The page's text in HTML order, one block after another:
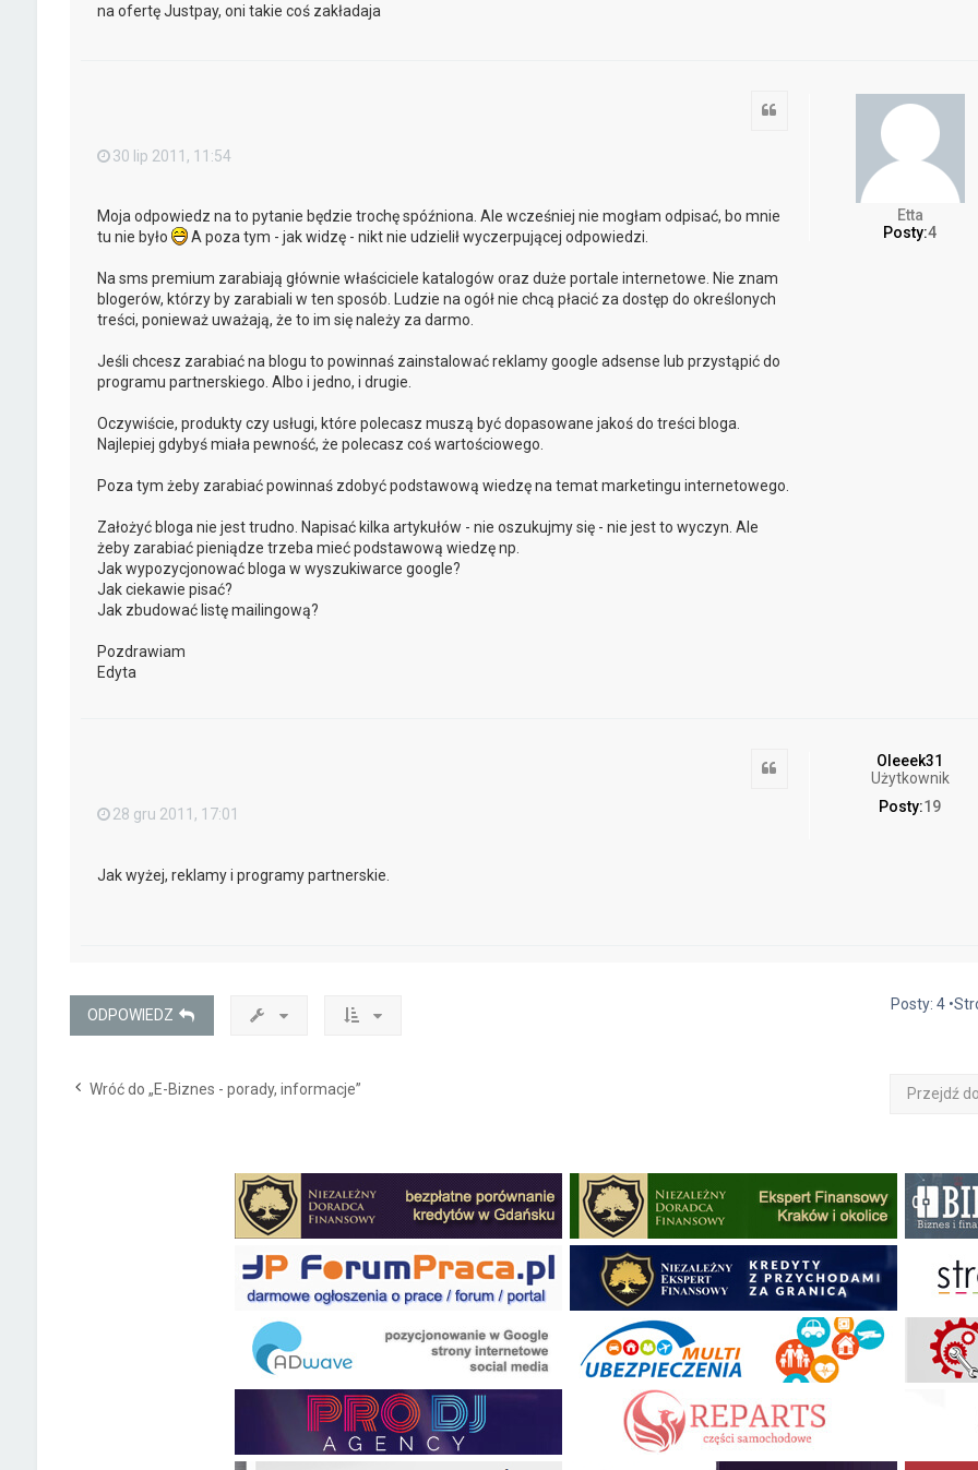
na ofertę Justpay, oni takie coś zakładaja
Etta
Posty:4
30 lip 2011, 11:54
Moja odpowiedz na to pytanie będzie trochę spóźniona. Ale wcześniej nie mogłam odpisać, bo mnie
tu nie było
A poza tym - jak widzę - nikt nie udzielił wyczerpującej odpowiedzi.
Na sms premium zarabiają głównie właściciele katalogów oraz duże portale internetowe. Nie znam
blogerów, którzy by zarabiali w ten sposób. Ludzie na ogół nie chcą płacić za dostęp do określonych
treści, ponieważ uważają, że to im się należy za darmo.
Jeśli chcesz zarabiać na blogu to powinnaś zainstalować reklamy google adsense lub przystąpić do
programu partnerskiego. Albo i jedno, i drugie.
Oczywiście, produkty czy usługi, które polecasz muszą być dopasowane jakoś do treści bloga.
Najlepiej gdybyś miała pewność, że polecasz coś wartościowego.
Poza tym żeby zarabiać powinnaś zdobyć podstawową wiedzę na temat marketingu internetowego.
Założyć bloga nie jest trudno. Napisać kilka artykułów - nie oszukujmy się - nie jest to wyczyn. Ale
żeby zarabiać pieniądze trzeba mieć podstawową wiedzę np.
Jak wypozycjonować bloga w wyszukiwarce google?
Jak ciekawie pisać?
Jak zbudować listę mailingową?
Pozdrawiam
Edyta
Oleeek31
Użytkownik
Posty:19
28 gru 2011, 17:01
Jak wyżej, reklamy i programy partnerskie.
ODPOWIEDZ
Posty: 4
Wróć do „E-Biznes - porady, informacje” Przejdź do